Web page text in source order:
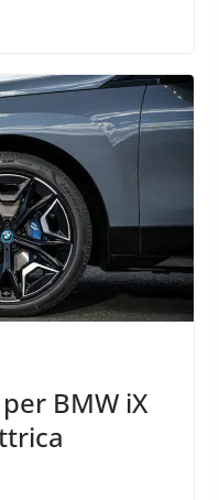
BMW iX